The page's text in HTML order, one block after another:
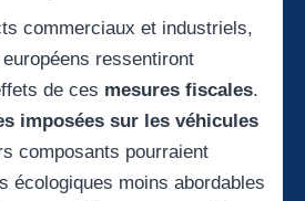
commerciaux et industriels,
ressentiront
de ces mesures fiscales.
imposées sur les véhicules
composants pourraient
écologiques moins abordables